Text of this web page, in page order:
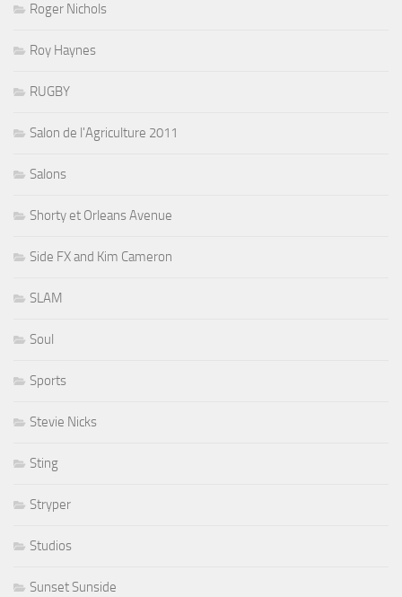
Roger Nichols
Roy Haynes
RUGBY
Salon de l'Agriculture 2011
Salons
Shorty et Orleans Avenue
Side FX and Kim Cameron
SLAM
Soul
Sports
Stevie Nicks
Sting
Stryper
Studios
Sunset Sunside